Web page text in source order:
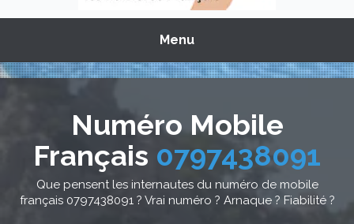
Menu
Numéro Mobile
Français 0797438091
Que pensent les internautes du numéro de mobile
français 0797438091 ? Vrai numéro ? Arnaque ? Fiabilité ?